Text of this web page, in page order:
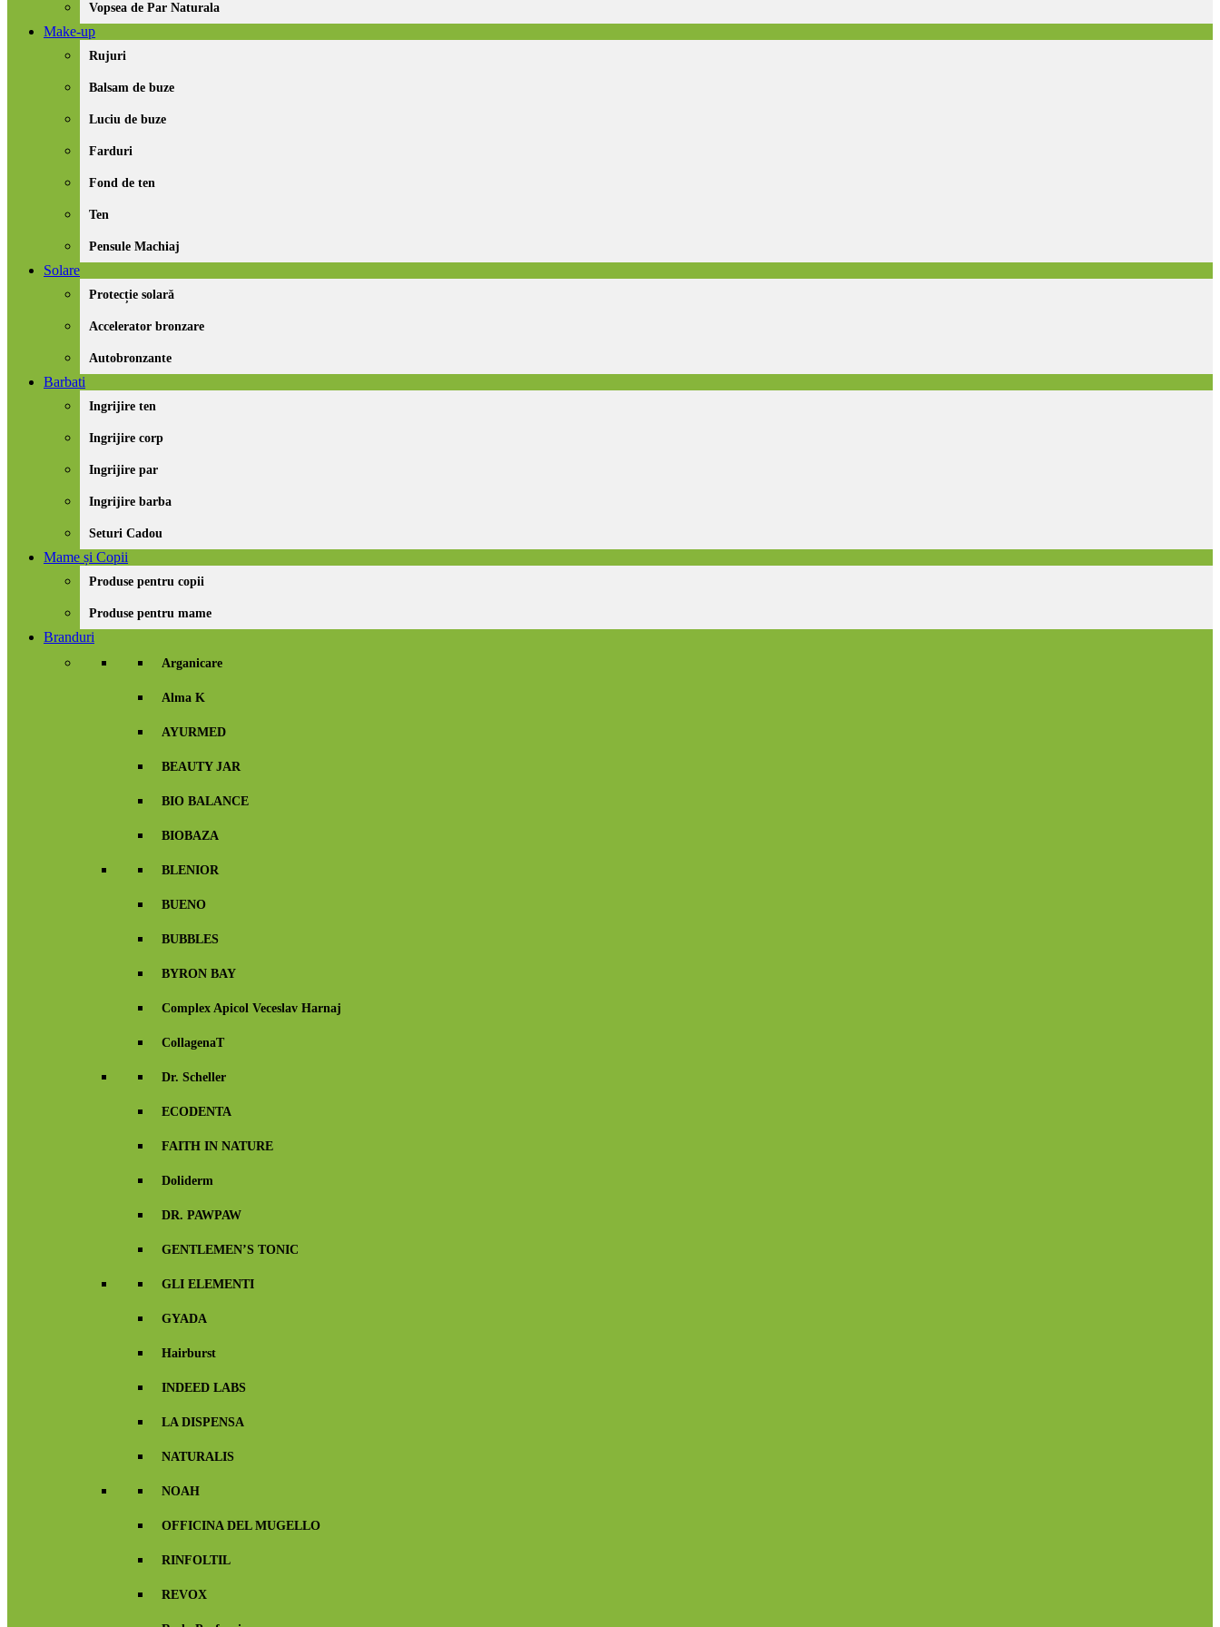
Vopsea de Par Naturala
Make-up
Rujuri
Balsam de buze
Luciu de buze
Farduri
Fond de ten
Ten
Pensule Machiaj
Solare
Protecție solară
Accelerator bronzare
Autobronzante
Barbati
Ingrijire ten
Ingrijire corp
Ingrijire par
Ingrijire barba
Seturi Cadou
Mame și Copii
Produse pentru copii
Produse pentru mame
Branduri
Arganicare
Alma K
AYURMED
BEAUTY JAR
BIO BALANCE
BIOBAZA
BLENIOR
BUENO
BUBBLES
BYRON BAY
Complex Apicol Veceslav Harnaj
CollagenaT
Dr. Scheller
ECODENTA
FAITH IN NATURE
Doliderm
DR. PAWPAW
GENTLEMEN’S TONIC
GLI ELEMENTI
GYADA
Hairburst
INDEED LABS
LA DISPENSA
NATURALIS
NOAH
OFFICINA DEL MUGELLO
RINFOLTIL
REVOX